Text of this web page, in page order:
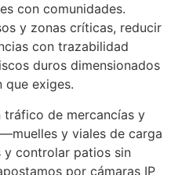
con comunidades.
y zonas críticas, reducir
con trazabilidad
duros dimensionados
que exiges.
tráfico de mercancías y
y viales de carga
controlar patios sin
por cámaras IP